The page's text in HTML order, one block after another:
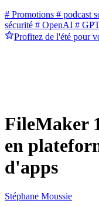
# Promotions # podcast
sécurité # OpenAI #
Profitez de l'été pour
FileMaker
en
d'apps
Stéphane Moussie